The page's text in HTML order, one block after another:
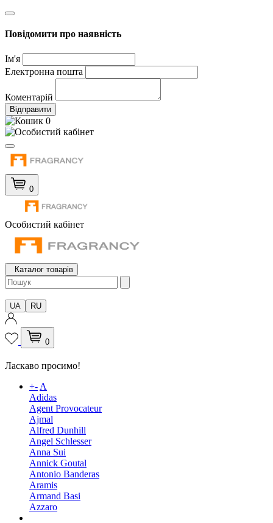
Повідомити про наявність
Ім'я
Електронна пошта
Коментарій
Відправити
0
0
Особистий кабінет
Каталог товарів
UA RU
0
Ласкаво просимо!
+-A
Adidas
Agent Provocateur
Ajmal
Alfred Dunhill
Angel Schlesser
Anna Sui
Annick Goutal
Antonio Banderas
Aramis
Armand Basi
Azzaro